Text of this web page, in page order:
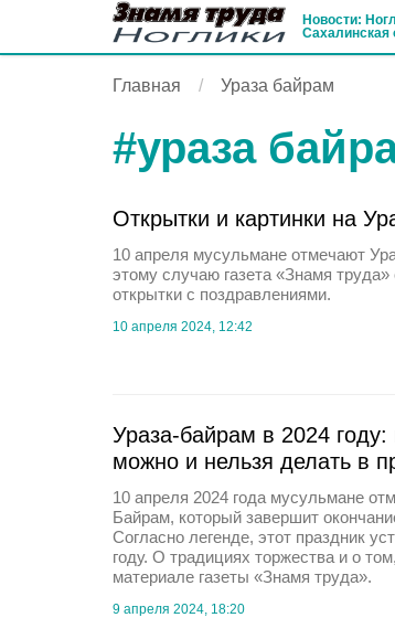
Новости:
Сахалинская
Главная Ураза байрам
#ураза
Открытки и картинки на
10 апреля мусульмане отмечают
этому случаю газета «Знамя
открытки с поздравлениями.
10 апреля 2024, 12:42
Ураза-байрам в 2024 году:
можно и нельзя делать в
10 апреля 2024 года мусульмане
Байрам, который завершит
Согласно легенде, этот праздник
году. О традициях торжества и о
материале газеты «Знамя труда».
9 апреля 2024, 18:20